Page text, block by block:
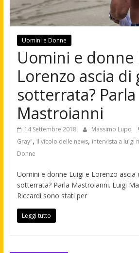
Uomini e Donne
Uomini e donne
Lorenzo ascia di
sotterrata? Parla
Mastroianni
14 Settembre 2018 Massimo Lupo
Gray", il vicolo delle news, intervista a luigi
Donne
Uomini e donne Luigi e Lorenzo ascia
sotterrata? Parla Mastroianni. Luigi
Riccardi sono stati per
Leggi tutto